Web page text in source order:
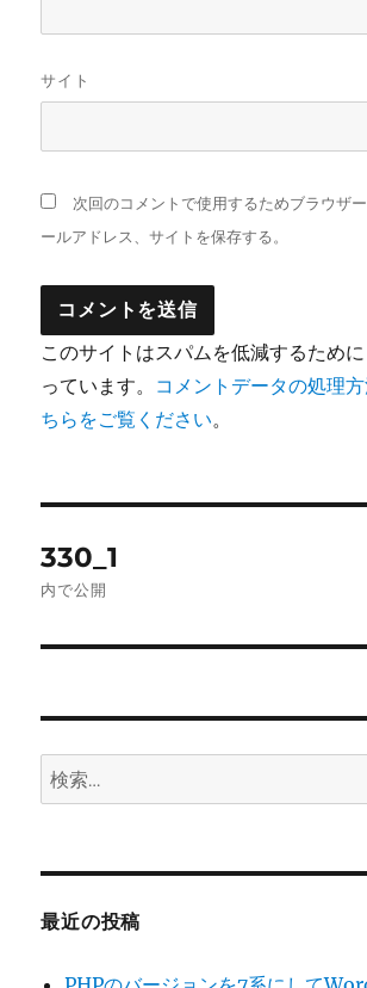
サイト
次回のコメントで使用するためブラウザ
ールアドレス、サイトを保存する。
このサイトはスパムを低減するため
っています。 コメントデータの処理
ちらをご覧ください。
稿
ゲ
ー
ョ
ン
330_1
内で公開
検
索:
最近の投稿